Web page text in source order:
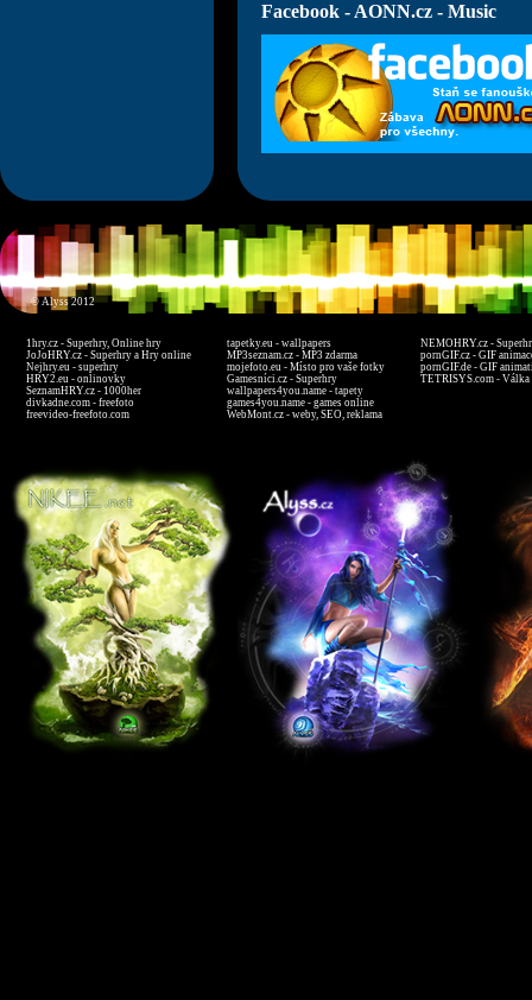
Facebook - AONN.cz - Music
© Alyss 2012
1hry.cz - Superhry, Online hry
JoJoHRY.cz - Superhry a Hry online
Nejhry.eu - superhry
HRY2.eu - onlinovky
SeznamHRY.cz - 1000her
divkadne.com - freefoto
freevideo-freefoto.com
tapetky.eu - wallpapers
MP3seznam.cz - MP3 zdarma
mojefoto.eu - Místo pro vaše fotky
Gamesníci.cz - Superhry
wallpapers4you.name - tapety
games4you.name - games online
WebMont.cz - weby, SEO, reklama
NEMOHRY.cz -
pornGIF.cz - GIF
pornGIF.de - GIF
TETRISYS.com - Válka